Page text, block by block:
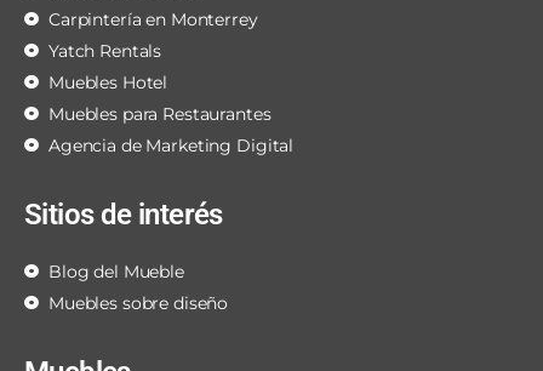
Carpintería en Monterrey
Yatch Rentals
Muebles Hotel
Muebles para Restaurantes
Agencia de Marketing Digital
Sitios de interés
Blog del Mueble
Muebles sobre diseño